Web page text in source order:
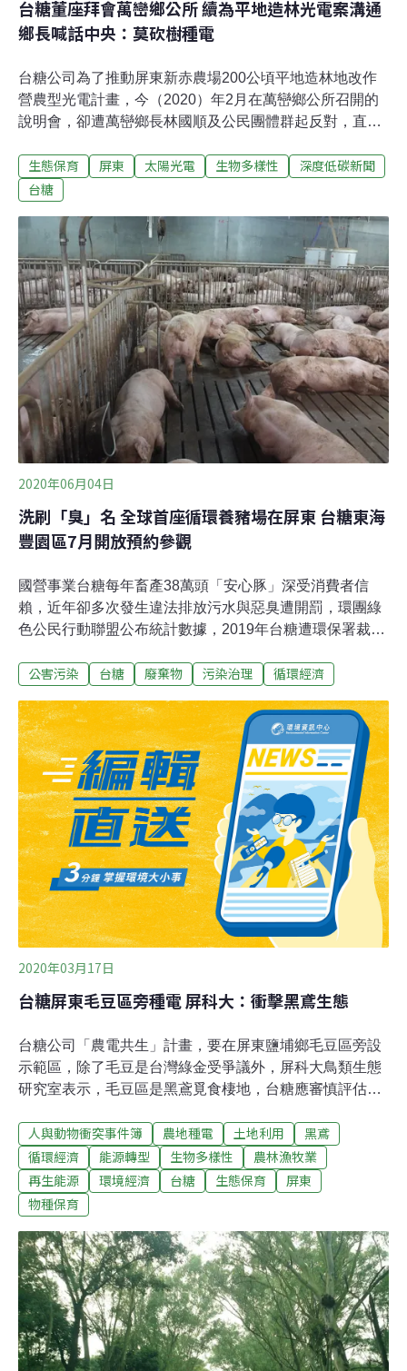
台糖董座拜會萬巒鄉公所 續為平地造林光電案溝通
鄉長喊話中央：莫砍樹種電
台糖公司為了推動屏東新赤農場200公頃平地造林地改作
營農型光電計畫，今（2020）年2月在萬巒鄉公所召開的
說明會，卻遭萬巒鄉長林國順及公民團體群起反對，直批
台糖董事長陳昭義昨（3）日帶著公司一級主管，前往萬
巒鄉公所，再度針對本案進行溝通。陳昭義表示，他來是
方意見。在地民眾掛黃絲帶 為樹請命萬巒鄉公所邀請公民
團體、民代和關心的民眾一起出席，一早鄉公所前就聚集
數十位民眾，他們在樹上綁上黃絲帶，表達為樹請命，反
對台糖砍樹種電。林國順表示，台糖要把20年的造林在契
約期滿後砍除，進行營農型光電計畫，忽視了這片樹林涵
養水源、淨化空氣和防災滯洪等多元功能，將造成屏東地
區生態浩劫。此外，地方政府積極規劃185縣道沿山公路
觀光休閒產業，與地方業者推動地方創生，光電廠進駐將
破壞當地賴以為生的環境，呼籲政府另
生態保育 屏東 太陽光電 生物多樣性
深度低碳新聞
台糖
2020年06月04日
洗刷「臭」名 全球首座循環養豬場在屏東 台糖東海
豐園區7月開放預約參觀
國營事業台糖每年畜產38萬頭「安心豚」深受消費者信
賴，近年卻多次發生違法排放污水與惡臭遭開罰，環團綠
色公民行動聯盟公布統計數據，2019年台糖遭環保署裁罰
從2016年至今計算，開罰次數更高達40多次。為了洗刷
打造全球第一座獲得「BSI循環經濟」認證的養豬場，採
全密閉負壓水簾豬舍，避免臭味，也結合沼渣、沼液資源
化，成為一座可年產3萬5000頭豬、380萬度電、2000公
噸有機質肥料的循環經濟園區。目前進入試營運階段，預
計7月開放團體參訪。台糖畜產事業部執行長吳昭宏說，
「希望結合環境教育，讓民眾對養豬場改觀，也帶動周遭
其他豬場的轉型。」台糖也表示將投入107億元，改建屏
東四林、大響營及新厝在內等其餘16座畜殖場。
公害污染 台糖 廢棄物 污染治理 循環經濟
2020年03月17日
台糖屏東毛豆區旁種電 屏科大：衝擊黑鳶生態
台糖公司「農電共生」計畫，要在屏東鹽埔鄉毛豆區旁設
示範區，除了毛豆是台灣綠金受爭議外，屏科大鳥類生態
研究室表示，毛豆區是黑鳶覓食棲地，台糖應審慎評估生
場毛豆區旁，以2公頃多做為光電板專案計畫示範區，並
傳出未來台糖要在毛豆區種光電，光電板下種毛豆，由於
毛豆連三年出口金額破8000萬美元，是台灣的「綠金」，
遭毛豆農反對。今（13日）屏東科技大學鳥類生態研究所
也表示，彭厝農場也是高屏地區黑鳶重要覓食棲地，當農
民整地翻耕時，成群的黑鳶會盤旋在耕耘機後方，伺機捕
食被翻出的小動物。台灣猛禽研究會秘書長蔡岱樺表示，
期待各單位在考量綠能或開發案時，能夠避開保育類動物
出現的熱區，雖然台糖在彭厝農場初期規劃的光電板面積
2公頃多，看來似乎不大，但在農地種電風潮下，完整農
地也可能會被蠶食鯨吞。
人與動物衝突事件簿 農地種電 土地利用
黑鳶
循環經濟
能源轉型 生物多樣性
農林漁牧業
再生能源
環境經濟 台糖 生態保育
屏東
物種保育